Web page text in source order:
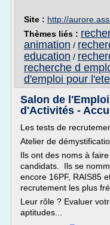
Site : http://
Thèmes liés :
animation /
education /
recherche d
d'emploi pour l'ete
Salon de
d'Activités -
Les tests de
Atelier de
Ils ont des noms à
candidats. Ils se
encore 16PF, RAIS85
recrutement les plus
Leur rôle ? Evaluer
aptitudes...